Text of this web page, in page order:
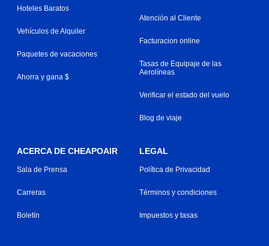
Hoteles Baratos
Vehículos de Alquiler
Paquetes de vacaciones
Ahorra y gana $
Atención al Cliente
Facturacion online
Tasas de Equipaje de las
Aerolíneas
Verificar el estado del vuelo
Blog de viaje
ACERCA DE CHEAPOAIR
Sala de Prensa
Carreras
Boletín
LEGAL
Política de Privacidad
Términos y condiciones
Impuestos y tasas